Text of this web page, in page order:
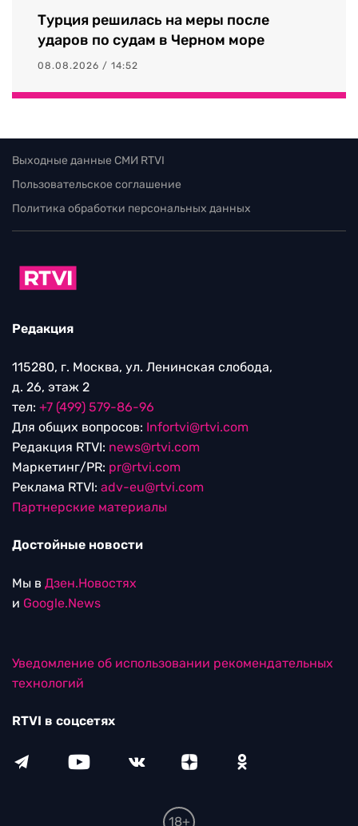
Турция решилась на меры после
ударов по судам в Черном море
08.08.2026 / 14:52
Выходные данные СМИ RTVI
Пользовательское соглашение
Политика обработки персональных данных
Редакция
115280, г. Москва, ул. Ленинская слобода,
д. 26, этаж 2
тел: +7 (499) 579-86-96
Для общих вопросов: Infortvi@rtvi.com
Редакция RTVI: news@rtvi.com
Маркетинг/PR: pr@rtvi.com
Реклама RTVI: adv-eu@rtvi.com
Партнерские материалы
Достойные новости
Мы в Дзен.Новостях
и Google.News
Уведомление об использовании рекомендательных
технологий
RTVI в соцсетях
18+